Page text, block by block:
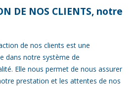
DE NOS CLIENTS, notre
de nos clients est une
dans notre système de
Elle nous permet de nous assurer
prestation et les attentes de nos